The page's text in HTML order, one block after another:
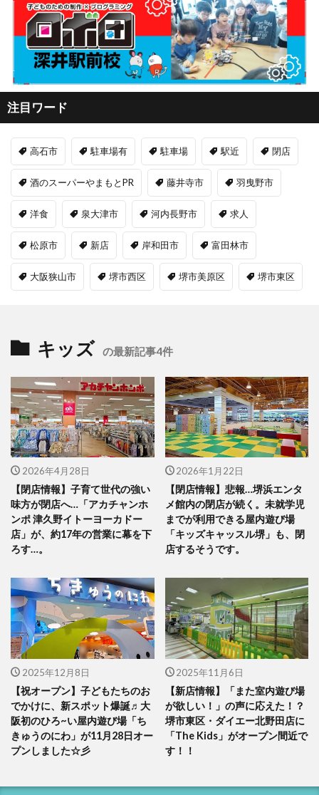
注目ワード
高石市 駐車場有 駐車場 駅近 閉店
酒のスーパーやまもとPR 藤井寺市 羽曳野市
洋食 泉大津市 河内長野市 求人
松原市 新店 岸和田市 富田林市
大阪狭山市 堺市西区 堺市美原区 堺市東区
キッズ の最新記事4件
2026年4月28日
【閉店情報】子育て世代の強い
味方が閉店へ…「アカチャンホ
ンポ 津久野イトーヨーカドー
店」が、約17年の営業に幕を下
ろす…。
2026年1月22日
【閉店情報】悲報…堺浜エンタ
メ館内の閉店が続く。未就学児
までが利用できる屋内遊び場
「キッズキャッスル堺」も、閉
店するそうです。
2025年12月8日
【祝オープン】子どもたちのお
でかけに、新スポット爆誕♬大
阪初のひろ~い屋内遊び場「ち
きゅうのにわ」が11月28日オー
プンしました☆彡
2025年11月6日
【新店情報】「また室内遊び場
が欲しい！」の声に応えた！？
堺市東区・ダイエー北野田店に
「The Kids」がオープン間近で
す！！